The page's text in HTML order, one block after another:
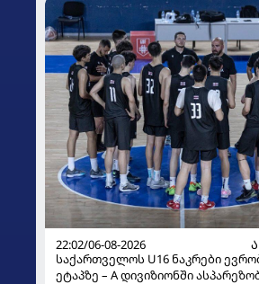
22:02/06-08-2026
საქართველოს U16 ნაკრები
ეტაპზე – A დივიზიონში